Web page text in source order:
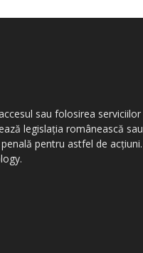
sau folosirea serviciilor
legislația românească sau
pentru astfel de acțiuni.